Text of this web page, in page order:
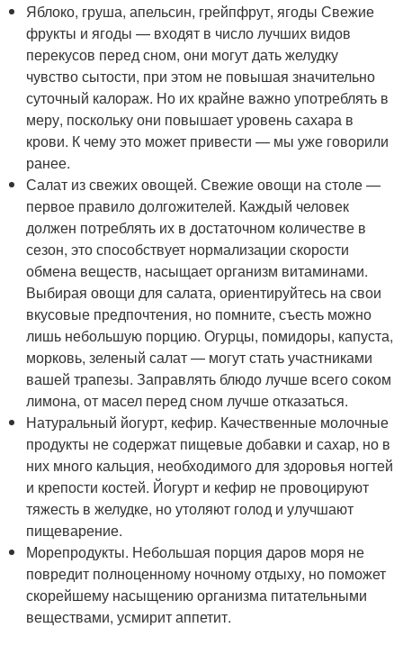
Яблоко, груша, апельсин, грейпфрут, ягоды Свежие
фрукты и ягоды — входят в число лучших видов
перекусов перед сном, они могут дать желудку
чувство сытости, при этом не повышая значительно
суточный калораж. Но их крайне важно употреблять в
меру, поскольку они повышает уровень сахара в
крови. К чему это может привести — мы уже говорили
ранее.
Салат из свежих овощей. Свежие овощи на столе —
первое правило долгожителей. Каждый человек
должен потреблять их в достаточном количестве в
сезон, это способствует нормализации скорости
обмена веществ, насыщает организм витаминами.
Выбирая овощи для салата, ориентируйтесь на свои
вкусовые предпочтения, но помните, съесть можно
лишь небольшую порцию. Огурцы, помидоры, капуста,
морковь, зеленый салат — могут стать участниками
вашей трапезы. Заправлять блюдо лучше всего соком
лимона, от масел перед сном лучше отказаться.
Натуральный йогурт, кефир. Качественные молочные
продукты не содержат пищевые добавки и сахар, но в
них много кальция, необходимого для здоровья ногтей
и крепости костей. Йогурт и кефир не провоцируют
тяжесть в желудке, но утоляют голод и улучшают
пищеварение.
Морепродукты. Небольшая порция даров моря не
повредит полноценному ночному отдыху, но поможет
скорейшему насыщению организма питательными
веществами, усмирит аппетит.